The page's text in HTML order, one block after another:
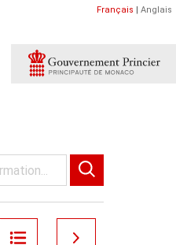
Français | Anglais